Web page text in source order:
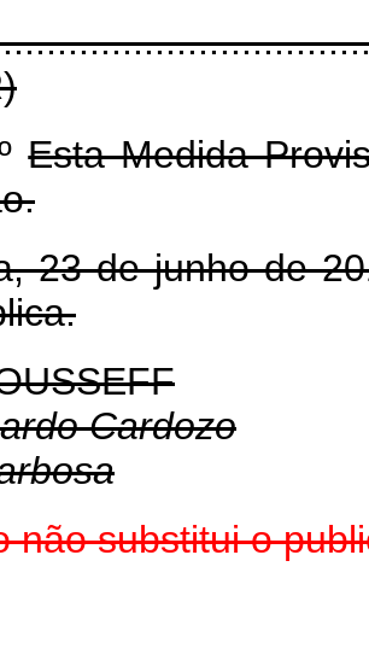
Esta Medida
23 de junho de
Cardozo
não substitui o